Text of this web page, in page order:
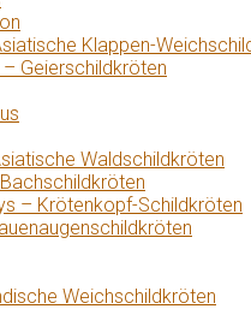
Klappen-
Geierschildkröten
Waldschildkröten
– Krötenkopf-Schildkröten
Weichschildkröten